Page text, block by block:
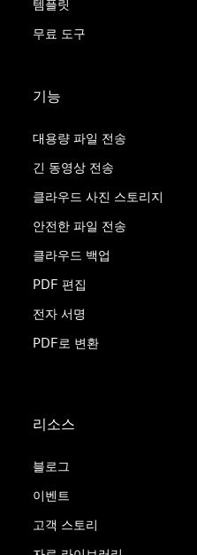
템플릿
무료 도구
기능
대용량 파일 전송
긴 동영상 전송
클라우드 사진 스토리지
안전한 파일 전송
클라우드 백업
PDF 편집
전자 서명
PDF로 변환
리소스
블로그
이벤트
고객 스토리